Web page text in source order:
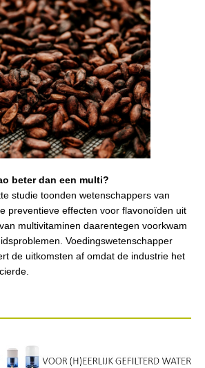
beter dan een multi?
studie toonden wetenschappers van
preventieve effecten voor flavonoïden uit
multivitaminen daarentegen voorkwam
Voedingswetenschapper
de uitkomsten af omdat de industrie het